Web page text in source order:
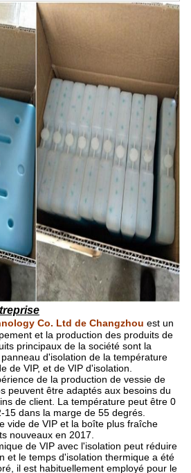
Co. Ltd de Changzhou est un
et la production des produits de
principaux de la société sont la
d'isolation de la température
de VIP, et de VIP d'isolation.
de la production de vessie de
peuvent être adaptés aux besoins du
de client. La température peut être 0
dans la marge de 55 degrés.
vide de VIP et la boîte plus fraîche
nouveaux en 2017.
de VIP avec l'isolation peut réduire
et le temps d'isolation thermique a été
il est habituellement employé pour le